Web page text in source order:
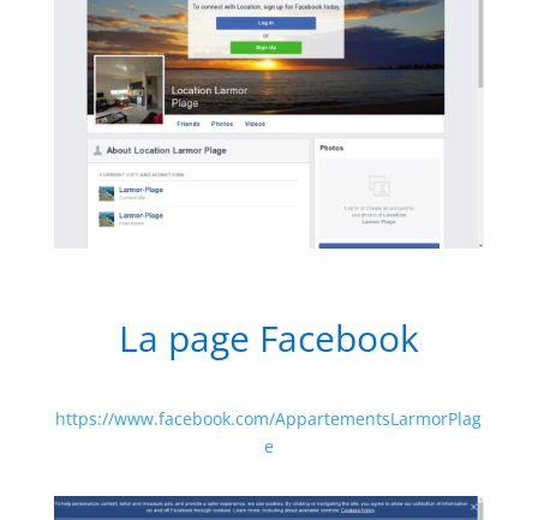
La page Facebook
https://www.facebook.com/AppartementsLarmorPlag
e